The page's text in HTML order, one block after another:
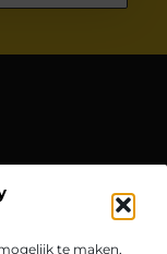
te maken,
van de